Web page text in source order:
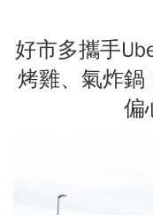
好市多攜手
烤雞、氣炸鍋
偏